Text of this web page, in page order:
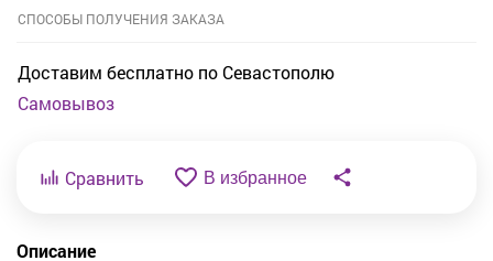
СПОСОБЫ ПОЛУЧЕНИЯ ЗАКАЗА
Доставим бесплатно по Севастополю
Самовывоз
Сравнить В избранное
Описание